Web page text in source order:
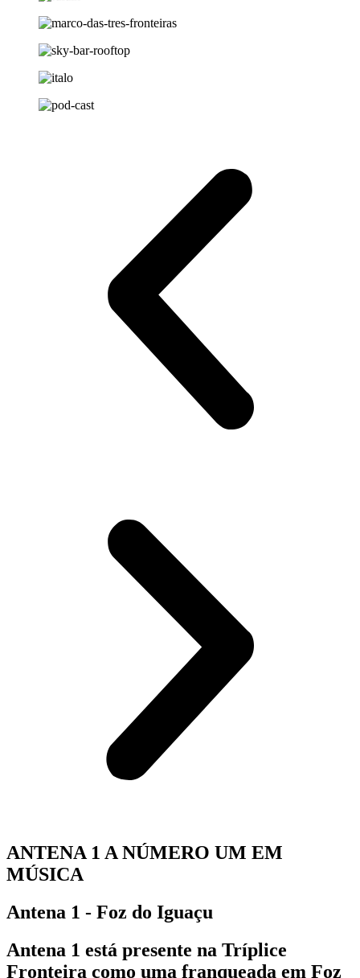
ANTENA 1 A NÚMERO UM EM
MÚSICA
Antena 1 - Foz do Iguaçu
Antena 1 está presente na Tríplice
Fronteira como uma franqueada em Foz